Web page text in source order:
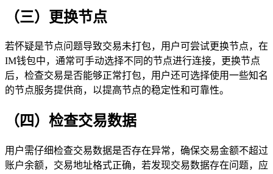
（三）更换节点
若怀疑是节点问题导致交易未打包，用户可尝试更换节点，在
IM钱包中，通常可手动选择不同的节点进行连接，更换节点
后，检查交易是否能够正常打包，用户还可选择使用一些知名
的节点服务提供商，以提高节点的稳定性和可靠性。
（四）检查交易数据
用户需仔细检查交易数据是否存在异常，确保交易金额不超过
账户余额，交易地址格式正确，若发现交易数据存在问题，应